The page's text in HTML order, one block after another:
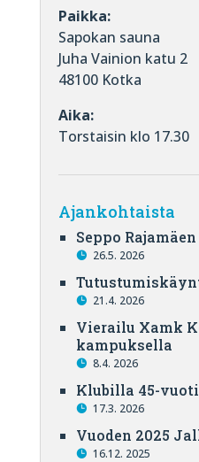
Paikka:
Sapokan sauna
Juha Vainion katu 2
48100 Kotka
Aika:
Torstaisin klo 17.30
Ajankohtaista
Seppo
26.5. 2026
21.4. 2026
Vierailu Xamk
kampuksella
8.4. 2026
Klubilla 45-
17.3. 2026
Vuoden 2025
16.12. 2025